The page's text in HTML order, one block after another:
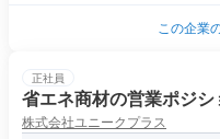
この企業
正社員
省エネ商材の営業ポジシ
株式会社ユニークプラス